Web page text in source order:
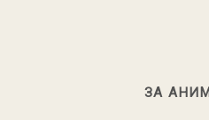
ЗА